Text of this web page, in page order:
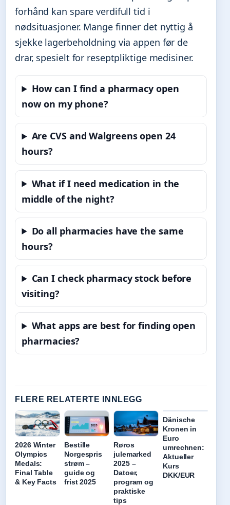
forhånd kan spare verdifull tid i
nødsituasjoner. Mange finner det nyttig å
sjekke lagerbeholdning via appen før de
drar, spesielt for reseptpliktige medisiner.
How can I find a pharmacy open
now on my phone?
Are CVS and Walgreens open 24
hours?
What if I need medication in the
middle of the night?
Do all pharmacies have the same
hours?
Can I check pharmacy stock before
visiting?
What apps are best for finding open
pharmacies?
FLERE RELATERTE INNLEGG
2026 Winter
Olympics
Medals:
Final Table
& Key Facts
Bestille
Norgespris
strøm –
guide og
frist 2025
Røros
julemarked
2025 –
Datoer,
program og
praktiske
tips
Dänische
Kronen in
Euro
umrechnen:
Aktueller
Kurs
DKK/EUR